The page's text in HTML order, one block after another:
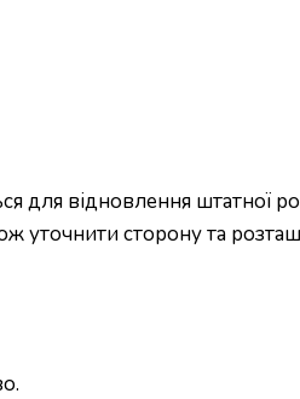
для відновлення штатної
уточнити сторону та